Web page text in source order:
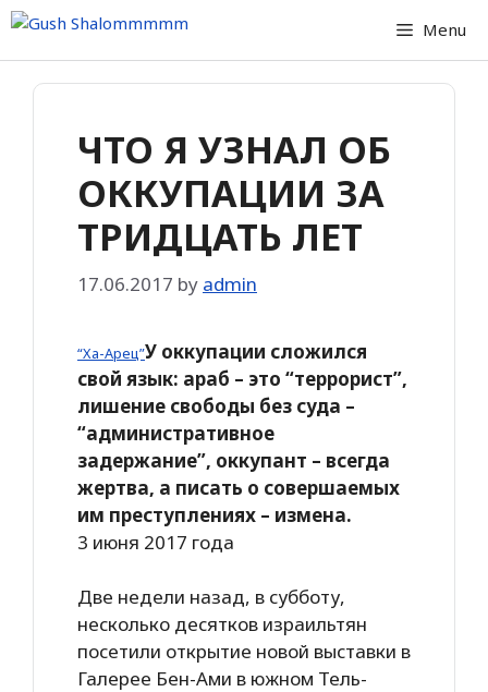
Skip
content
Menu
ЧТО Я УЗНАЛ ОБ
ОККУПАЦИИ ЗА
ТРИДЦАТЬ ЛЕТ
17.06.2017 by admin
“Ха-Арец”У оккупации сложился
свой язык: араб – это “террорист”,
лишение свободы без суда –
“административное
задержание”, оккупант – всегда
жертва, а писать о совершаемых
им преступлениях – измена.
3 июня 2017 года
Две недели назад, в субботу,
несколько десятков израильтян
посетили открытие новой выставки в
Галерее Бен-Ами в южном Тель-